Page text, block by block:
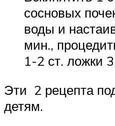
сосновых
воды и
мин.,
1-2 ст. ложки
Эти 2 рецепта
детям.